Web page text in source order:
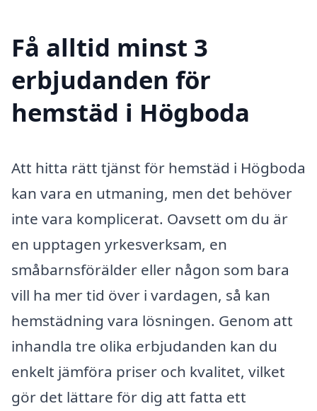
Få alltid minst 3
erbjudanden för
hemstäd i Högboda
Att hitta rätt tjänst för hemstäd i Högboda
kan vara en utmaning, men det behöver
inte vara komplicerat. Oavsett om du är
en upptagen yrkesverksam, en
småbarnsförälder eller någon som bara
vill ha mer tid över i vardagen, så kan
hemstädning vara lösningen. Genom att
inhandla tre olika erbjudanden kan du
enkelt jämföra priser och kvalitet, vilket
gör det lättare för dig att fatta ett